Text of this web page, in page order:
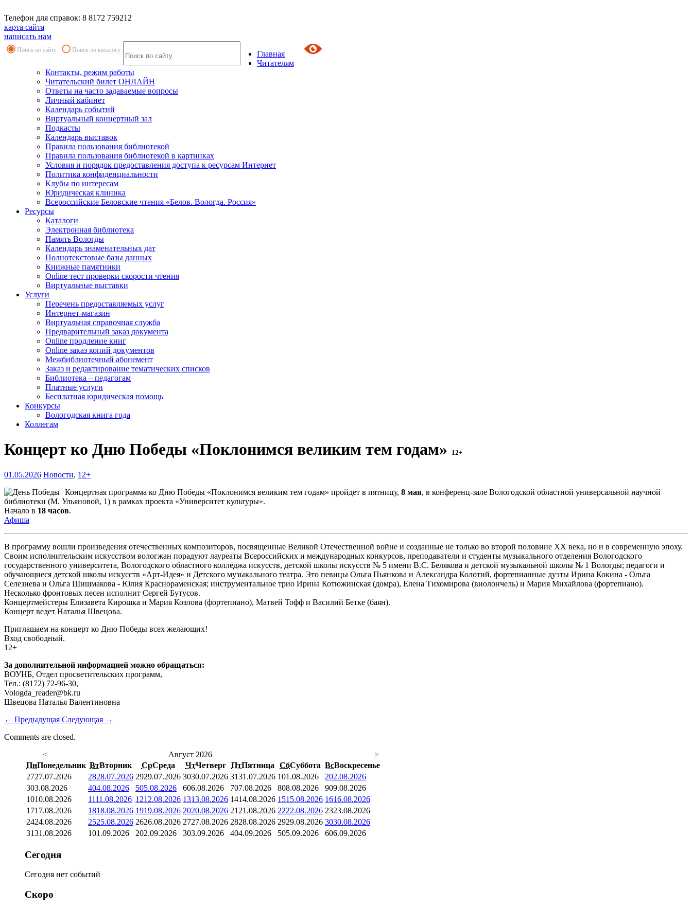
Телефон для справок: 8 8172 759212
карта сайта
написать нам
Поиск по сайту Поиск по каталогу
Главная
Читателям
Контакты, режим работы
Читательский билет ОНЛАЙН
Ответы на часто задаваемые вопросы
Личный кабинет
Календарь событий
Виртуальный концертный зал
Подкасты
Календарь выставок
Правила пользования библиотекой
Правила пользования библиотекой в картинках
Условия и порядок предоставления доступа к ресурсам Интернет
Политика конфиденциальности
Клубы по интересам
Юридическая клиника
Всероссийские Беловские чтения «Белов. Вологда. Россия»
Ресурсы
Каталоги
Электронная библиотека
Память Вологды
Календарь знаменательных дат
Полнотекстовые базы данных
Книжные памятники
Online тест проверки скорости чтения
Виртуальные выставки
Услуги
Перечень предоставляемых услуг
Интернет-магазин
Виртуальная справочная служба
Предварительный заказ документа
Online продление книг
Online заказ копий документов
Межбиблиотечный абонемент
Заказ и редактирование тематических списков
Библиотека – педагогам
Платные услуги
Бесплатная юридическая помощь
Конкурсы
Вологодская книга года
Коллегам
Концерт ко Дню Победы «Поклонимся великим тем годам» 12+
01.05.2026 Новости, 12+
Концертная программа ко Дню Победы «Поклонимся великим тем годам» пройдет в пятницу, 8 мая, в конференц-зале Вологодской областной универсальной научной
библиотеки (М. Ульяновой, 1) в рамках проекта «Университет культуры».
Начало в 18 часов.
Афиша
В программу вошли произведения отечественных композиторов, посвященные Великой Отечественной войне и созданные не только во второй половине XX века, но и в современную эпоху.
Своим исполнительским искусством вологжан порадуют лауреаты Всероссийских и международных конкурсов, преподаватели и студенты музыкального отделения Вологодского
государственного университета, Вологодского областного колледжа искусств, детской школы искусств № 5 имени В.С. Белякова и детской музыкальной школы № 1 Вологды; педагоги и
обучающиеся детской школы искусств «Арт-Идея» и Детского музыкального театра. Это певицы Ольга Пьянкова и Александра Колотий, фортепианные дуэты Ирина Кокина - Ольга
Селезнева и Ольга Шишмакова - Юлия Краснораменская; инструментальное трио Ирина Котюжинская (домра), Елена Тихомирова (виолончель) и Мария Михайлова (фортепиано).
Несколько фронтовых песен исполнит Сергей Бутусов.
Концертмейстеры Елизавета Кирошка и Мария Козлова (фортепиано), Матвей Тофф и Василий Бетке (баян).
Концерт ведет Наталья Швецова.
Приглашаем на концерт ко Дню Победы всех желающих!
Вход свободный.
12+
За дополнительной информацией можно обращаться:
ВОУНБ, Отдел просветительских программ,
Тел.: (8172) 72-96-30,
Vologda_reader@bk.ru
Швецова Наталья Валентиновна
← Предыдущая Следующая →
Comments are closed.
<
Август 2026
>
ПнПонедельник ВтВторник СрСреда ЧтЧетверг ПтПятница СбСуббота ВсВоскресенье
2727.07.2026 2828.07.2026 2929.07.2026 3030.07.2026 3131.07.2026 101.08.2026 202.08.2026
303.08.2026 404.08.2026 505.08.2026 606.08.2026 707.08.2026 808.08.2026 909.08.2026
1010.08.2026 1111.08.2026 1212.08.2026 1313.08.2026 1414.08.2026 1515.08.2026 1616.08.2026
1717.08.2026 1818.08.2026 1919.08.2026 2020.08.2026 21 21.08.2026 2222.08.2026 2323.08.2026
2424.08.2026 2525.08.2026 2626.08.2026 2727.08.2026 2828.08.2026 2929.08.2026 3030.08.2026
3131.08.2026 101.09.2026 202.09.2026 303.09.2026 404.09.2026 505.09.2026 606.09.2026
Сегодня
Сегодня нет событий
Скоро